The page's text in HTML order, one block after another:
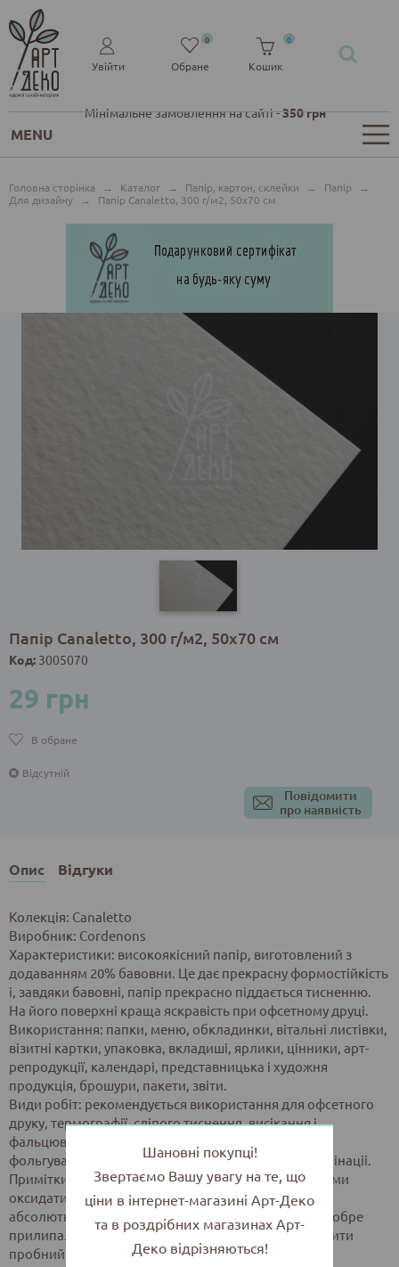
Мінімальне замовлення на сайті -350 грн
Увійти Обране
0
Кошик
0
MENU
Головна сторінка → Каталог → Папір, картон, склейки → Папір
→
Для дизайну
→ Папір Canaletto, 300 г/м2, 50х70 см
Папір Canaletto, 300 г/м2, 50х70 см
Код: 3005070
29 грн
В обране
Відсутній
Повідомити
про наявність
Опис Відгуки
Колекція: Canaletto
Виробник: Cordenons
Характеристики: високоякісний папір, виготовлений з
додаванням 20% бавовни. Це дає прекрасну формостійкість
і, завдяки бавовні, папір прекрасно піддається тисненню.
На його поверхні краща яскравість при офсетному друці.
Використання: папки, меню, обкладинки, вітальні листівки,
візитні картки, упаковка, вкладиші, ярлики, цінники, арт-
репродукції, календарі, представницька і художня
продукція, брошури, пакети, звіти.
Види робіт: рекомендується використання для офсетного
друку, термографії, сліпого тиснення, висікання і
фальцювання. Підходить для шовкотрафарету,
фольгування, УФ-лакування, ламінування і поліламінаціі.
Примітки: рекомендується друкувати високоякісними
оксидативними фарбами. Поліламінація вимагає
абсолютно гладкої поверхні для того, щоб плівка добре
прилипала до паперу, тому ми рекомендуємо зробити
пробний тест.
Шановні покупці!
Звертаємо Вашу увагу на те, що
ціни в інтернет-магазині Арт-Деко
та в роздрібних магазинах Арт-
Деко відрізняються!